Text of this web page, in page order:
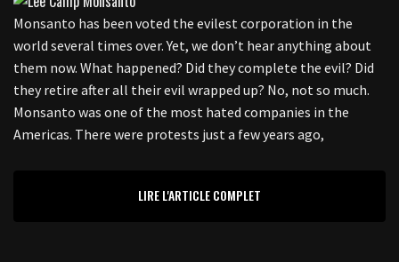
Monsanto has been voted the evilest corporation in the
world several times over. Yet, we don’t hear anything about
them now. What happened? Did they complete the evil? Did
they retire after all their evil wrapped up? No, not so much.
Monsanto was one of the most hated companies in the
Americas. There were protests just a few years ago,
LIRE L'ARTICLE COMPLET